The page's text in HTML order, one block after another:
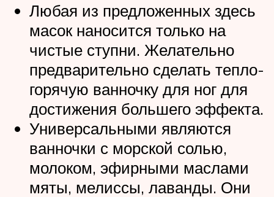
Любая из предложенных здесь
масок наносится только на
чистые ступни. Желательно
предварительно сделать тепло-
горячую ванночку для ног для
достижения большего эффекта.
Универсальными являются
ванночки с морской солью,
молоком, эфирными маслами
мяты, мелиссы, лаванды. Они